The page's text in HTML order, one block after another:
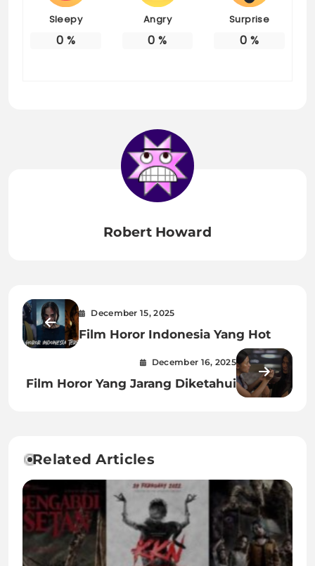
Sleepy
0 %
Angry
0 %
Surprise
0 %
Robert Howard
December 15, 2025
Film Horor Indonesia Yang Hot
December 16, 2025
Film Horor Yang Jarang Diketahui
Related Articles